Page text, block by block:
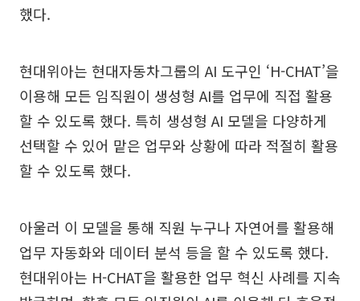
했다.
현대위아는 현대자동차그룹의 AI 도구인 ‘H-CHAT’을
이용해 모든 임직원이 생성형 AI를 업무에 직접 활용
할 수 있도록 했다. 특히 생성형 AI 모델을 다양하게
선택할 수 있어 맡은 업무와 상황에 따라 적절히 활용
할 수 있도록 했다.
아울러 이 모델을 통해 직원 누구나 자연어를 활용해
업무 자동화와 데이터 분석 등을 할 수 있도록 했다.
현대위아는 H-CHAT을 활용한 업무 혁신 사례를 지속